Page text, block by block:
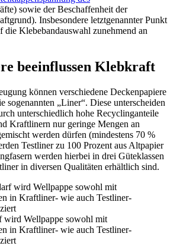
sowie der Beschaffenheit der
Insbesondere letztgenannter Punkt
die Klebebandauswahl zunehmend an
beeinflussen Klebkraft
können verschiedene Deckenpapiere
sogenannten „Liner“. Diese unterscheiden
unterschiedlich hohe Recyclinganteile
Kraftlinern nur geringe Mengen an
werden dürfen (mindestens 70 %
Testliner zu 100 Prozent aus Altpapier
werden hierbei in drei Güteklassen
in diversen Qualitäten erhältlich sind.
wird Wellpappe sowohl mit
in Kraftliner- wie auch Testliner-